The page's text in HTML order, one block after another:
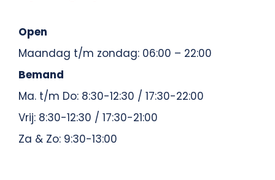
Open
Maandag t/m zondag: 06:00 – 22:00
Bemand
Ma. t/m Do: 8:30-12:30 / 17:30-22:00
Vrij: 8:30-12:30 / 17:30-21:00
Za & Zo: 9:30-13:00